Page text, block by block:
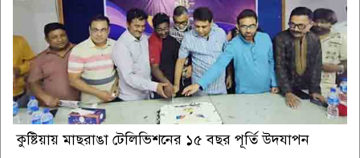
কুষ্টিয়ায় মাছরাঙা টেলিভিশনের ১৫ বছর পূর্তি উদযাপন